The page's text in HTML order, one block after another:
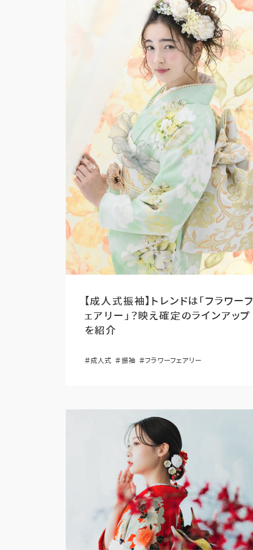
【成人式振袖】トレンドは「フラワーフ
ェアリー」？映え確定のラインアップ
を紹介
＃成人式 ＃振袖 ＃フラワーフェアリー